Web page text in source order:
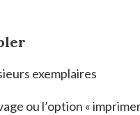
exemplaires
ou l’option «